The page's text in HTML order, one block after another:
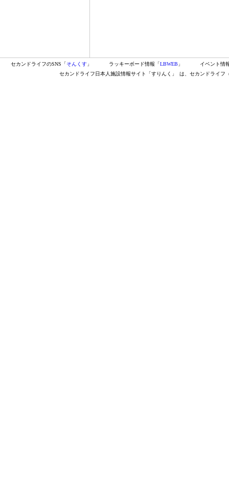
セカンドライフのSNS「そんくす 」 ラッキーボード情報「LBWEB 」
イベント情
セカンドライフ日本人施設情報サイト「すりんく」
は、セカンドライフ